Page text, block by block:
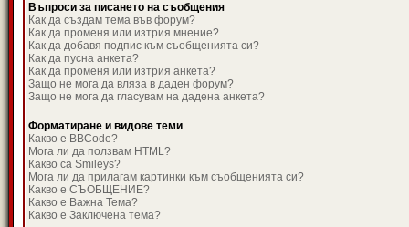
Въпроси за писането на съобщения
Как да създам тема във форум?
Как да променя или изтрия мнение?
Как да добавя подпис към съобщенията си?
Как да пусна анкета?
Как да променя или изтрия анкета?
Защо не мога да вляза в даден форум?
Защо не мога да гласувам на дадена анкета?
Форматиране и видове теми
Какво е BBCode?
Мога ли да ползвам HTML?
Какво са Smileys?
Мога ли да прилагам картинки към съобщенията си?
Какво е СЪОБЩЕНИЕ?
Какво е Важна Тема?
Какво е Заключена тема?